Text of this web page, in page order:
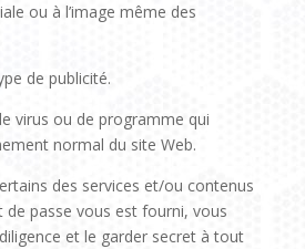
ou à l’image même des
de publicité.
virus ou de programme qui
normal du site Web.
des services et/ou contenus
de passe vous est fourni, vous
et le garder secret à tout